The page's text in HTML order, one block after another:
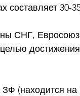
составляет 30-
СНГ,
(находится на